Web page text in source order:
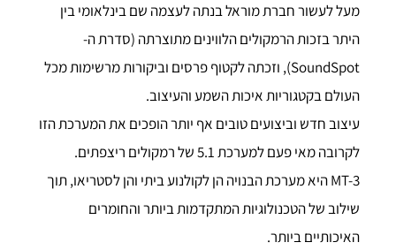
מעל לעשור חברת מוראל בנתה לעצמה שם בינלאומי בין
היתר בזכות הרמקולים הלווינים מתוצרתה (סדרת ה-
SoundSpot), וזכתה לקטוף פרסים וביקורות מרשימות מכל
העולם בקטגוריות איכות השמע והעיצוב.
עיצוב חדש וביצועים טובים אף יותר הופכים את המערכת הזו
לקרובה מאי פעם למערכת 5.1 של רמקולים ריצפתים.
MT-3 היא מערכת הבנויה הן לקולנוע ביתי והן לסטריאו, תוך
שילוב של הטכנולוגיות המתקדמות ביותר והחומרים
האיכותיים ביותר.